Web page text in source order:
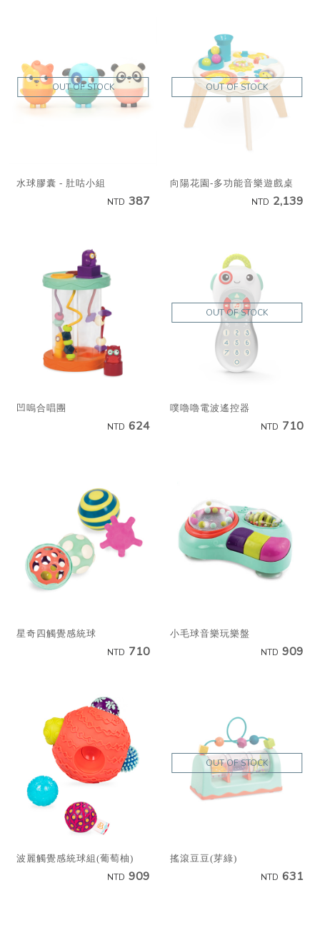
OUT OF STOCK
水球膠囊 - 肚咕小組
NTD 387
OUT OF STOCK
向陽花園-多功能音樂遊戲桌
NTD 2,139
凹嗚合唱團
NTD 624
OUT OF STOCK
噗嚕嚕電波遙控器
NTD 710
星奇四觸覺感統球
NTD 710
小毛球音樂玩樂盤
NTD 909
波麗觸覺感統球組(葡萄柚)
NTD 909
OUT OF STOCK
搖滾豆豆(芽綠)
NTD 631